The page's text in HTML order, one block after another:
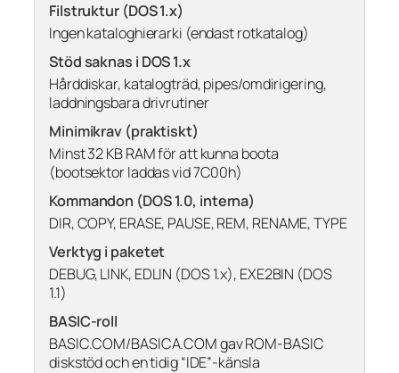
Filstruktur (DOS 1.x)
Ingen kataloghierarki (endast rotkatalog)
Stöd saknas i DOS 1.x
Hårddiskar, katalogträd, pipes/omdirigering,
laddningsbara drivrutiner
Minimikrav (praktiskt)
Minst 32 KB RAM för att kunna boota
(bootsektor laddas vid 7C00h)
Kommandon (DOS 1.0, interna)
DIR, COPY, ERASE, PAUSE, REM, RENAME, TYPE
Verktyg i paketet
DEBUG, LINK, EDLIN (DOS 1.x), EXE2BIN (DOS
1.1)
BASIC-roll
BASIC.COM/BASICA.COM gav ROM-BASIC
diskstöd och en tidig “IDE”-känsla